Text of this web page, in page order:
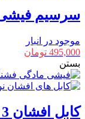
سرسیم فیشی
موجود در انبار
495,000 تومان
بستن
کابل افشان 3 در 2.5 نوید